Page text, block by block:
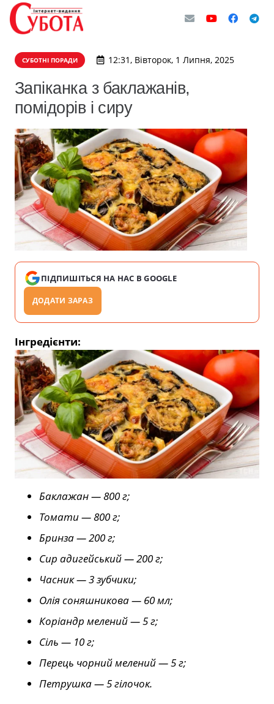
СУБОТНІ ПОРАДИ 12:31, Вівторок, 1 Липня, 2025
Запіканка з баклажанів,
помідорів і сиру
ПІДПИШІТЬСЯ НА НАС В GOOGLE
ДОДАТИ ЗАРАЗ
Інгредієнти:
Баклажан — 800 г;
Томати — 800 г;
Бринза — 200 г;
Сир адигейський — 200 г;
Часник — 3 зубчики;
Олія соняшникова — 60 мл;
Коріандр мелений — 5 г;
Сіль — 10 г;
Перець чорний мелений — 5 г;
Петрушка — 5 гілочок.